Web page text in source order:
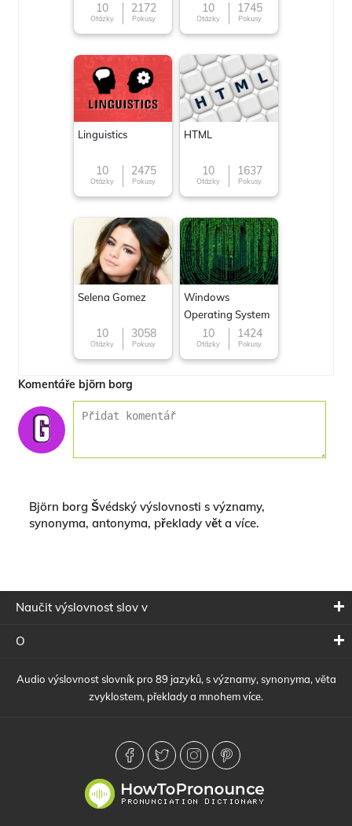
10
Otázky
2172
Pokusy
10
Otázky
1745
Pokusy
Linguistics
10
Otázky
2475
Pokusy
HTML
10
Otázky
1637
Pokusy
Selena Gomez
10
Otázky
3058
Pokusy
Windows
Operating System
10
Otázky
1424
Pokusy
Komentáře björn borg
Björn borg Švédský výslovnosti s významy,
synonyma, antonyma, překlady vět a více.
Naučit výslovnost slov v
O
Audio výslovnost slovník pro 89 jazyků, s významy, synonyma, věta
zvyklostem, překlady a mnohem více.